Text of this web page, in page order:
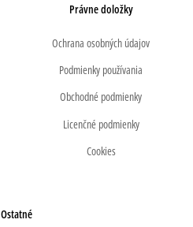
Právne doložky
Ochrana osobných údajov
Podmienky používania
Obchodné podmienky
Licenčné podmienky
Cookies
Ostatné